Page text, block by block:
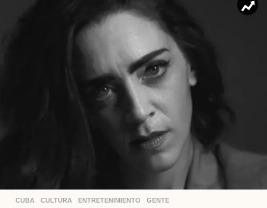
CUBA ,CULTURA ,ENTRETENIMIENTO ,GENTE